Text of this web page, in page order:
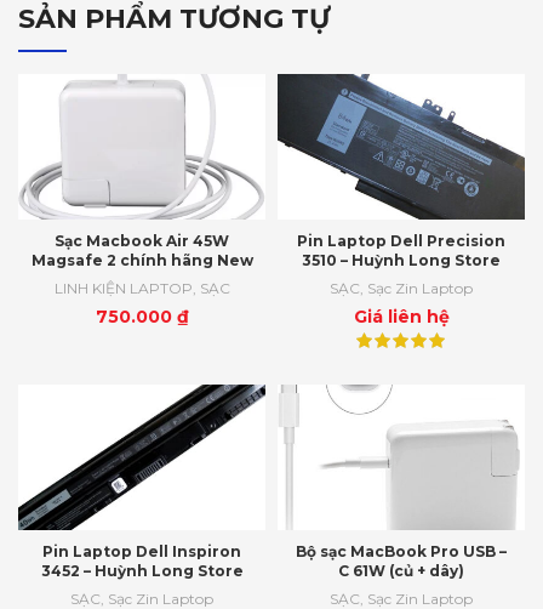
SẢN PHẨM TƯƠNG TỰ
Sạc Macbook Air 45W
Magsafe 2 chính hãng New
LINH KIỆN LAPTOP SẠC
750.000 ₫
Pin Laptop Dell Precision
3510 – Huỳnh Long Store
SẠC Sạc Zin Laptop
Giá liên hệ
Pin Laptop Dell Inspiron
3452 – Huỳnh Long Store
SẠC Sạc Zin Laptop
Bộ sạc MacBook Pro USB –
C 61W (củ + dây)
SẠC Sạc Zin Laptop